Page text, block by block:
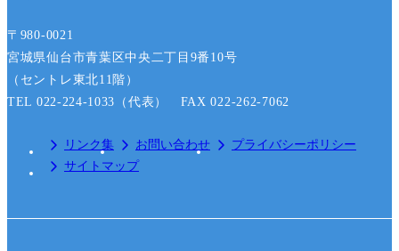
〒980-0021
宮城県仙台市青葉区中央二丁目9番10号
（セントレ東北11階）
TEL 022-224-1033（代表） FAX 022-262-7062
リンク集 お問い合わせ
プライバシーポリシー
サイトマップ